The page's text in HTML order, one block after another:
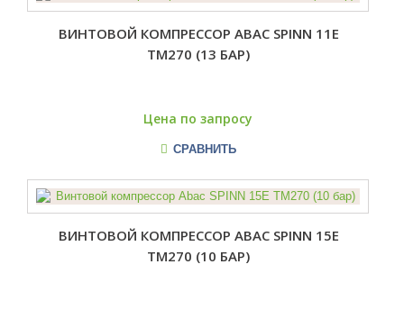
ВИНТОВОЙ КОМПРЕССОР ABAC SPINN 11E
TM270 (13 БАР)
Цена по запросу
СРАВНИТЬ
ВИНТОВОЙ КОМПРЕССОР ABAC SPINN 15E
TM270 (10 БАР)